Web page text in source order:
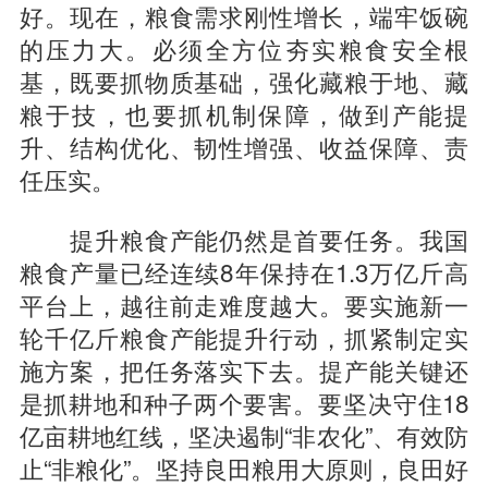
好。现在，粮食需求刚性增长，端牢饭碗
的压力大。必须全方位夯实粮食安全根
基，既要抓物质基础，强化藏粮于地、藏
粮于技，也要抓机制保障，做到产能提
升、结构优化、韧性增强、收益保障、责
任压实。
提升粮食产能仍然是首要任务。我国
粮食产量已经连续8年保持在1.3万亿斤高
平台上，越往前走难度越大。要实施新一
轮千亿斤粮食产能提升行动，抓紧制定实
施方案，把任务落实下去。提产能关键还
是抓耕地和种子两个要害。要坚决守住18
亿亩耕地红线，坚决遏制“非农化”、有效防
止“非粮化”。坚持良田粮用大原则，良田好